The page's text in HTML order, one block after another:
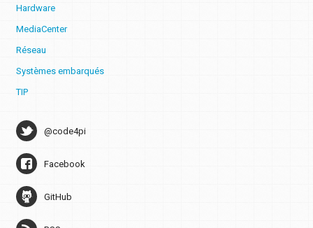
Hardware
MediaCenter
Réseau
Systèmes embarqués
TIP
@code4pi
Facebook
GitHub